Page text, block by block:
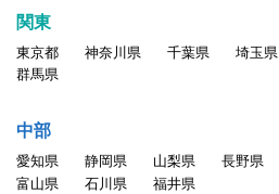
関東
東京都 神奈川県 千葉県 埼玉県
群馬県
中部
愛知県 静岡県 山梨県 長野県
富山県
石川県 福井県